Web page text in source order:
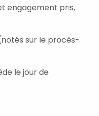
engagement pris,
sur le procès-
le jour de